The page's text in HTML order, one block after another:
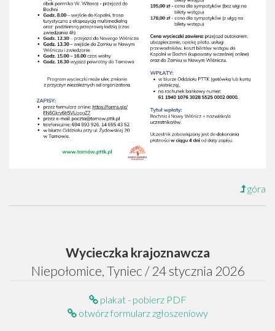
góra
Wycieczka krajoznawcza
Niepołomice, Tyniec / 24 stycznia 2026
plakat - pobierz PDF
otwórz formularz zgłoszeniowy